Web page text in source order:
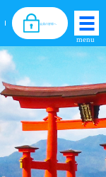
会員の皆様へ